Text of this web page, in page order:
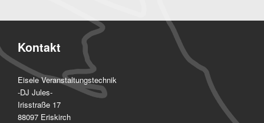
Kontakt
Eisele Veranstaltungstechnik
-DJ Jules-
Irisstraße 17
88097 Eriskirch